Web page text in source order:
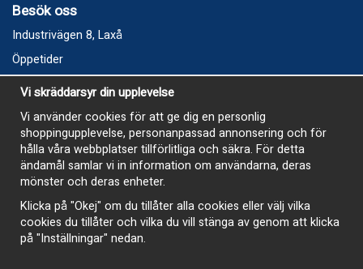
Besök oss
Industrivägen 8, Laxå
Öppetider
Vecka 32
Måndag kl 9-12, kl 13 - 15
Onsdag kl 9-12, kl 13 - 15
Tisdag, Tordag och Fredag stängt
E-Handelsbutiken är öppen och paket skickas hela
sommaren
Vi skräddarsyr din upplevelse
Vi använder cookies för att ge dig en personlig
shoppingupplevelse, personanpassad annonsering och för
hålla våra webbplatser tillförlitliga och säkra. För detta
ändamål samlar vi in information om användarna, deras
mönster och deras enheter.
Klicka på "Okej" om du tillåter alla cookies eller välj vilka
cookies du tillåter och vilka du vill stänga av genom att klicka
på "Inställningar" nedan.